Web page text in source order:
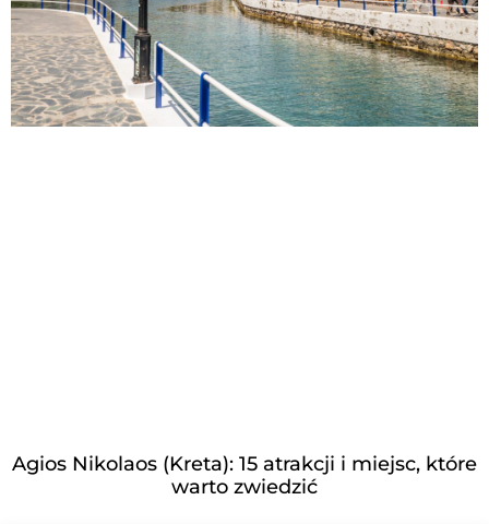
Agios Nikolaos (Kreta): 15 atrakcji i miejsc, które
warto zwiedzić